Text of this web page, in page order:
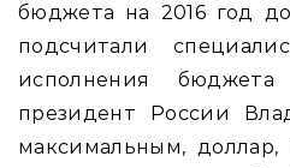
бюджета на 2016 год
подсчитали
исполнения
президент России
максимальным,